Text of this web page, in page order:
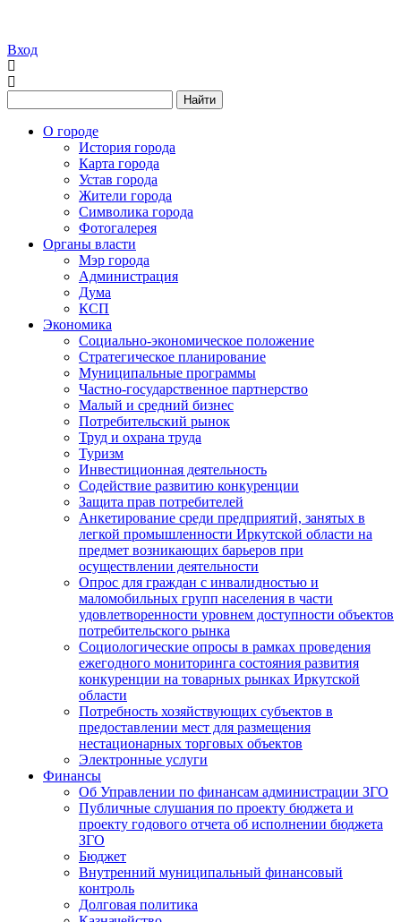
Вход
Найти
О городе
История города
Карта города
Устав города
Жители города
Символика города
Фотогалерея
Органы власти
Мэр города
Администрация
Дума
КСП
Экономика
Социально-экономическое положение
Стратегическое планирование
Муниципальные программы
Частно-государственное партнерство
Малый и средний бизнес
Потребительский рынок
Труд и охрана труда
Туризм
Инвестиционная деятельность
Содействие развитию конкуренции
Защита прав потребителей
Анкетирование среди предприятий, занятых в
легкой промышленности Иркутской области на
предмет возникающих барьеров при
осуществлении деятельности
Опрос для граждан с инвалидностью и
маломобильных групп населения в части
удовлетворенности уровнем доступности объектов
потребительского рынка
Социологические опросы в рамках проведения
ежегодного мониторинга состояния развития
конкуренции на товарных рынках Иркутской
области
Потребность хозяйствующих субъектов в
предоставлении мест для размещения
нестационарных торговых объектов
Электронные услуги
Финансы
Об Управлении по финансам администрации ЗГО
Публичные слушания по проекту бюджета и
проекту годового отчета об исполнении бюджета
ЗГО
Бюджет
Внутренний муниципальный финансовый
контроль
Долговая политика